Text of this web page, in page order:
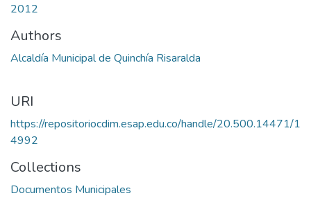
2012
Authors
Alcaldía Municipal de Quinchía Risaralda
URI
https://repositoriocdim.esap.edu.co/handle/20.500.14471/1
4992
Collections
Documentos Municipales